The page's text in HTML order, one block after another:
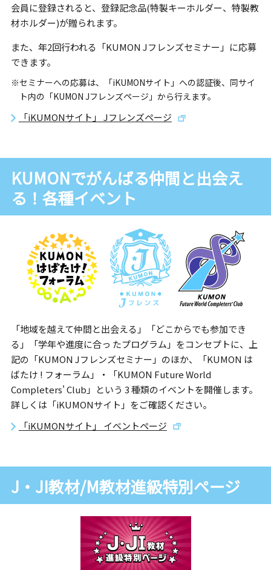
会員に登録されると、登録記念品(特製キーホルダー、特製教
材ホルダー)が贈られます。
また、年2回行われる「KUMON Jフレンズセミナー」に応募
できます。
※セミナーへの応募は、「iKUMONサイト」への認証後、同サイ
ト内の「KUMON Jフレンズページ」から行えます。
「iKUMONサイト」 Jフレンズページ
KUMONでがんばる仲間と出会え
る！各種イベント
「地域を越えて仲間と出会える」「どこからでも参加でき
る」「学年や進度に合っ たプログラム」をコンセプトに、上
記の「KUMON Jフレンズセミナー」のほか、「KUMON は
ばたけ ! フォーラム」・「KUMON Future World
Completers' Club」という 3 種類のイベントを開催します。
詳しくは「iKUMONサイト」をご確認ください。
「iKUMONサイト」 イベントページ
J・JI教材/M教材進級特別ページ